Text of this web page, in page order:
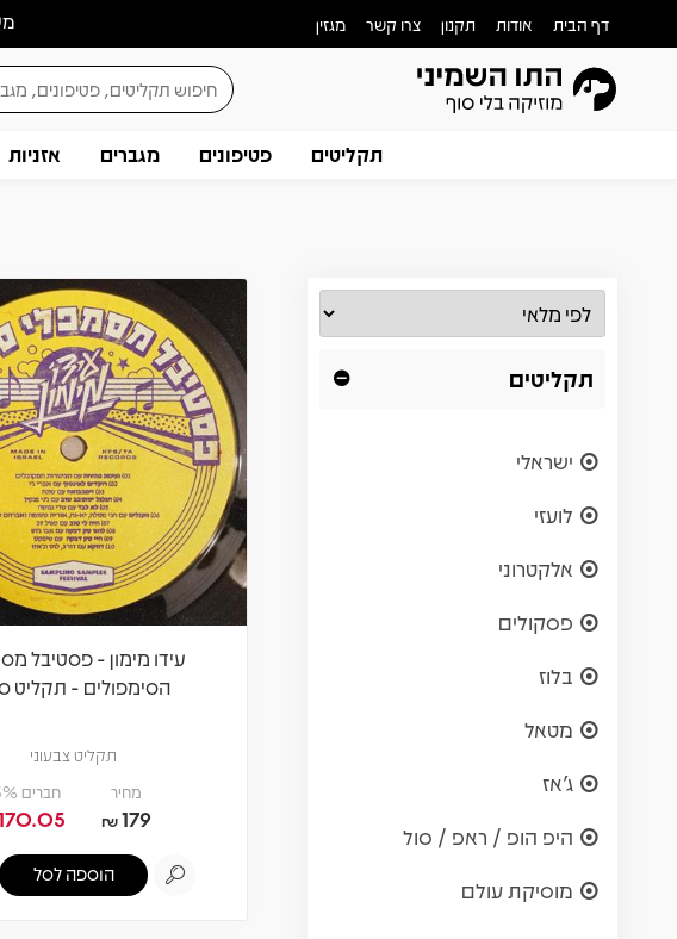
דף הבית אודות תקנון צרו קשר מגזין
תקליטים פטיפונים מגברים אזניות
תקליטים
ישראלי
לועזי
אלקטרוני
פסקולים
בלוז
מטאל
ג'אז
היפ הופ / ראפ / סול
מוסיקת עולם
עידו מימון - פסטיבל
הסימפולים - תקליט
תקליט צבעוני
מחיר
179
₪
חברים 5% -
הוספה לסל